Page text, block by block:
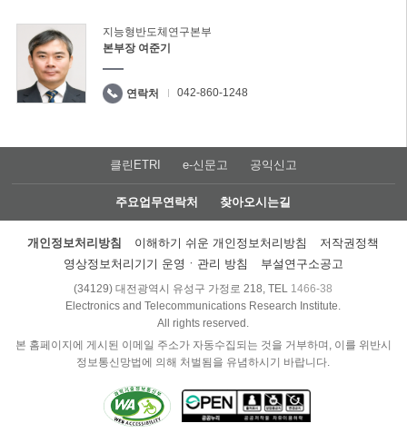
지능형반도체연구본부
본부장 여준기
연락처 042-860-1248
클린ETRI e-신문고 공익신고
주요업무연락처 찾아오시는길
개인정보처리방침 이해하기 쉬운 개인정보처리방침
저작권정책
영상정보처리기기 운영ㆍ관리 방침
부설연구소공고
(34129) 대전광역시 유성구 가정로 218, TEL 1466-38
Electronics and Telecommunications Research Institute.
All rights reserved.
본 홈페이지에 게시된 이메일 주소가 자동수집되는 것을 거부하며, 이를 위반시
정보통신망법에 의해 처벌됨을 유념하시기 바랍니다.